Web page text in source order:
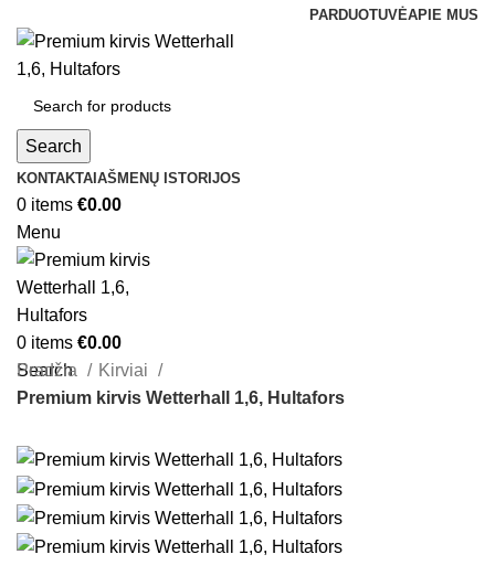
PARDUOTUVĖAPIE MUS
Search
KONTAKTAI AŠMENŲ ISTORIJOS
0 items €0.00
Menu
0 items €0.00
Search
Pradžia
Kirviai
Premium kirvis Wetterhall 1,6, Hultafors